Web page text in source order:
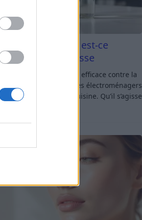
blanc et four est-ce
contre la graisse
blanc et four : est-ce efficace contre la
? Le four fait partie des électroménagers
sollicités dans une cuisine. Qu’il s’agisse